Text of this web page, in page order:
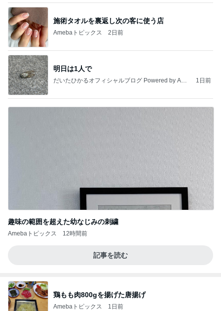
施術タオルを裏返し次の客に使う店
Amebaトピックス 2日前
明日は1人で
だいたひかるオフィシャルブログ Powered by Ame
1日前
趣味の範囲を超えた幼なじみの刺繍
Amebaトピックス 12時間前
記事を読む
鶏もも肉800gを揚げた唐揚げ
Amebaトピックス 1日前